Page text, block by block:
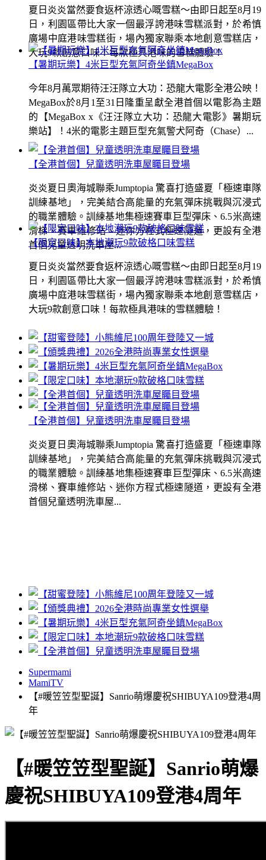
夏日炎炎當然要食返杯涼透心嘅雪糕～由即日起至8月19
日，利園區帶比大家一個最浮誇港味雪糕派對，於希慎
廣場中庭港味雪糕街，場內獨家聯乘本地創意雪糕店，
大玩9款創意口味！每款極具港味的雪糕體驗！
【全港首個】兒童透明洗車屋矚目登場
炎炎夏日奧海城聯乘Jumptopia 驚喜打造盛夏「極速車隊
訓練基地」，完美結合高能量的充氣彈床挑戰與沉浸式
的職業體驗。訓練基地集極速賽車巨型彈床、6.5米高速
滑梯、賽車維修站、迷你方程式極速隧道，更設有全港
首個兒童透明洗車屋...
【暑期玩樂】4米巨型充氣阿奇坐鎮MegaBox
今年8月萬眾期待汪汪隊立大功：恐龍大電影全港公映！
MegaBox於8月1至31日隆重呈獻全港首個以電影為主題
的【MegaBox x《汪汪隊立大功：恐龍大電影》暑期玩
樂站】！4米的電影主題巨型充氣警犬阿奇（Chase）...
【限定口味】本地潮玩9款破格口味雪糕
夏日炎炎當然要食返杯涼透心嘅雪糕～由即日起至8月19
日，利園區帶比大家一個最浮誇港味雪糕派對，於希慎
廣場中庭港味雪糕街，場內獨家聯乘本地創意雪糕店，
大玩9款創意口味！每款極具港味的雪糕體驗！
【全港首個】兒童透明洗車屋矚目登場
炎炎夏日奧海城聯乘Jumptopia 驚喜打造盛夏「極速車隊
訓練基地」，完美結合高能量的充氣彈床挑戰與沉浸式
的職業體驗。訓練基地集極速賽車巨型彈床、6.5米高速
滑梯、賽車維修站、迷你方程式極速隧道，更設有全港
首個兒童透明洗車屋...
Supermami
MamiTV
【#暖笠笠型聖誕】Sanrio萌爆慶祝SHIBUYA109登港4周
年
【#暖笠笠型聖誕】Sanrio萌爆
慶祝SHIBUYA109登港4周年